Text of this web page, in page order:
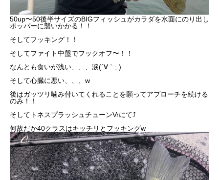
50up〜50後半サイズのBIGフィッシュがカラダを水面にのり出し
ポッパーに襲いかかる！！
そしてフッキング！！
そしてファイト中盤でフックオフ〜！！
なんとも食いが浅い、、、涙(´∀｀; )
そして心臓に悪い、、、w
後はガッツリ噛み付いてくれることを願ってアプローチを続ける
のみ！！
そしてトネスプラッシュチューンVrにて⤴︎
何故だか40クラスはキッチリとフッキングw